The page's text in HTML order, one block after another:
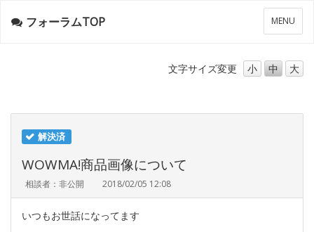
メ
ニ
ー
MENU
フォーラムTOP
文字サイズ変更 小 中 大
解決済
WOWMA!商品画像について
相談者：非公開 2018/02/05 12:08
いつもお世話になってます